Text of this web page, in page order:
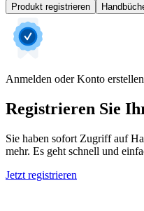
Produkt registrieren
Anmelden oder Konto erstellen
Registrieren Sie
Sie haben sofort Zugriff auf
mehr. Es geht schnell und
Jetzt registrieren